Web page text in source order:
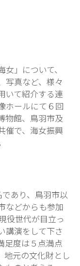
」について、
写真など、様々
いて紹介する連
ホールにて６回
物館、鳥羽市及
催で、海女振興
あり、鳥羽市以
などからも参加
役世代が目立っ
講演をして下さ
足度は５点満点
地元の文化財とし